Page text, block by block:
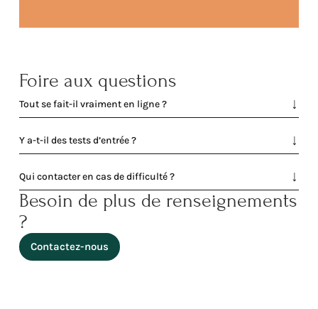
Foire aux questions
Tout se fait-il vraiment en ligne ?
Y a-t-il des tests d’entrée ?
Qui contacter en cas de difficulté ?
Besoin de plus de renseignements
?
Contactez-nous